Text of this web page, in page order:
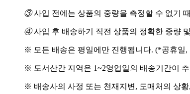
③사입 전에는 상품의 중량을 측정할 수 없기
④사입 후 배송하기 직전 상품의 정확한 중량
※ 모든 배송은 평일에만 진행됩니다. (*공휴일,
※ 도서산간 지역은 1~2영업일의 배송기간이
※ 배송사의 사정 또는 천재지변, 도매처의 상